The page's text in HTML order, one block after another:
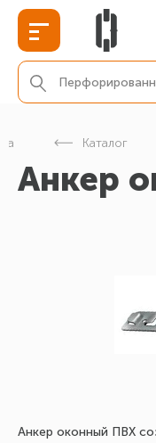
Каталог
Анкер
Анкер оконный ПВХ